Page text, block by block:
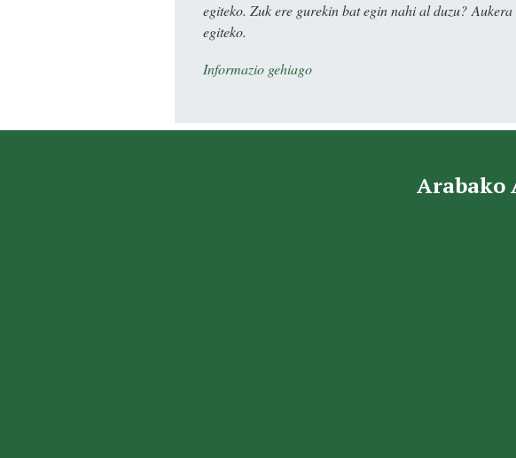
egiteko. Zuk ere gurekin bat egin nahi al duzu?
egiteko.
Informazio gehiago
Arabako